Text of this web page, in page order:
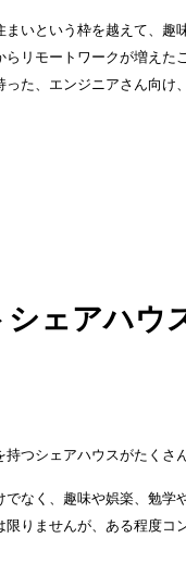
いという枠を越えて、趣
らリモートワークが増え
た、エンジニアさん向け
ェアハウ
つシェアハウスがたくさ
でなく、趣味や娯楽、勉
限りませんが、ある程度